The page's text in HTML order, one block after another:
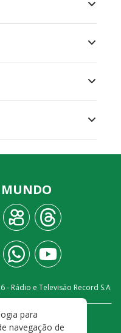
MUNDO
- Rádio e Televisão Record S.A
PRIVACIDADE
para
navegação de